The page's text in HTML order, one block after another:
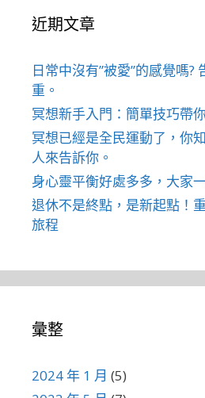
近期文章
日常中沒有”被愛”的感覺嗎?
重。
冥想新手入門：簡單技巧帶
冥想已經是全民運動了，你
人來告訴你。
身心靈平衡好處多多，大家
退休不是終點，是新起點！
旅程
彙整
2024 年 1 月 (5)